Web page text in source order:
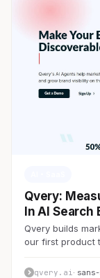
Qvery:
In AI Search
Qvery builds
our first product
qvery.ai ·